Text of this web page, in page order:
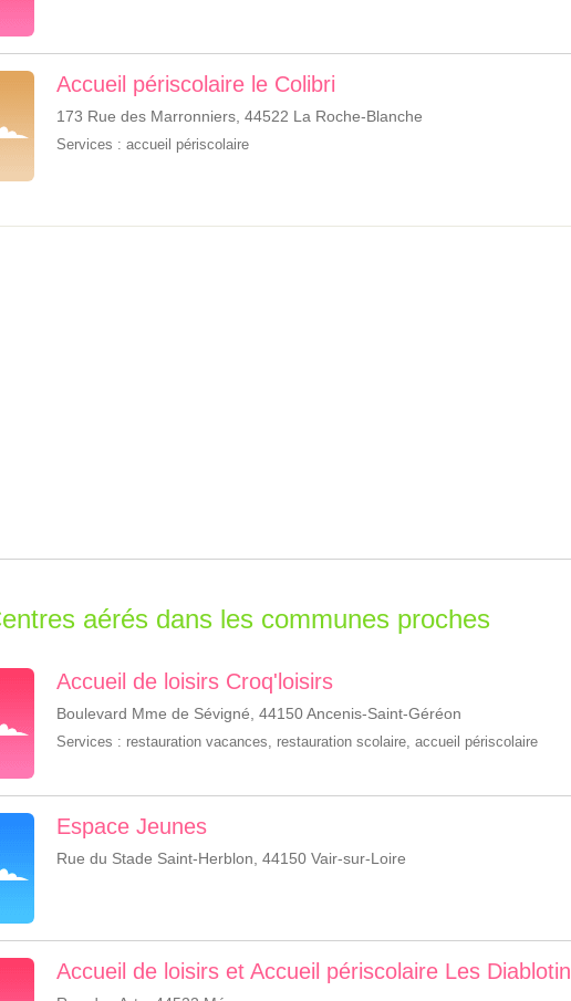
Accueil périscolaire le Colibri
173 Rue des Marronniers, 44522 La Roche-Blanche
Services : accueil périscolaire
aérés dans les communes proches
Accueil de loisirs Croq'loisirs
Boulevard Mme de Sévigné, 44150 Ancenis-Saint-Géréon
Services : restauration vacances, restauration scolaire, accueil périscolaire
Espace Jeunes
Rue du Stade Saint-Herblon, 44150 Vair-sur-Loire
Accueil de loisirs et Accueil périscolaire Les Diablotin